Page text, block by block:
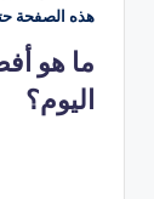
هذه الصفحة
اليوم؟